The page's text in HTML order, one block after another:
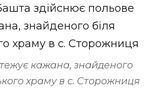
кажана, знайденого
храму в с. Сторожниця